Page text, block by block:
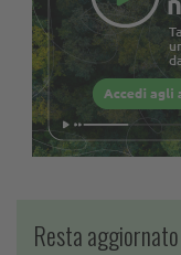
Resta